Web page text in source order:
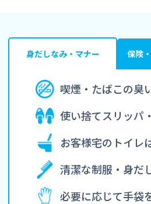
身だしなみ・ マナー 保険・
喫煙・たばこの臭
使い捨てスリッパ
お客様宅のトイレ
清潔な制服・身だ
必要に応じて手袋